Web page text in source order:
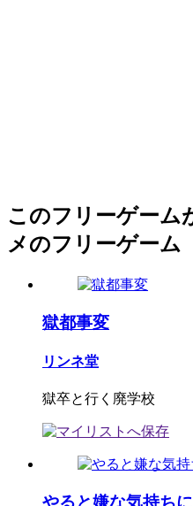
このフリーゲーム
メのフリーゲーム
獄都事変
リンネ堂
獄卒と行く廃学校
やると嫌な気持ち